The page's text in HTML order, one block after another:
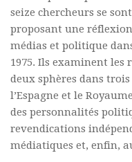
Vous abonner /
Vous abonner
Commander un
Commander un
Pour publier / Normes
Pour publier
Normes
seize chercheurs se
proposant une
médias et politique
1975. Ils examinent les
deux sphères dans
l’Espagne et le
des personnalités
revendications
médiatiques et, enfin,